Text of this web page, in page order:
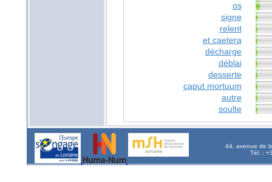
os
signe
relent
et caetera
décharge
déblai
desserte
caput mortuum
autre
soulte
44, avenue de
Tél. :